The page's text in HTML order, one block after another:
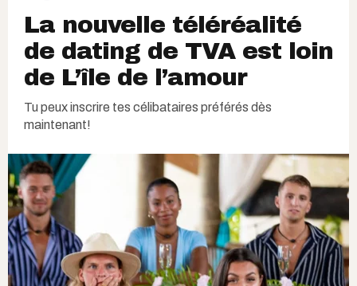
La nouvelle téléréalité
de dating de TVA est loin
de L’île de l’amour
Tu peux inscrire tes célibataires préférés dès
maintenant!